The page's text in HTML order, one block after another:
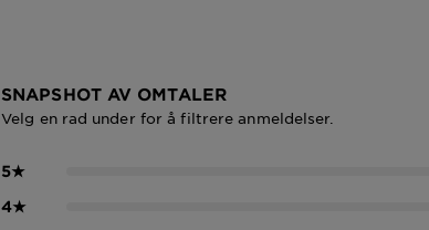
SNAPSHOT AV OMTALER
Velg en rad under for å filtrere anmeldelser.
5★
4★